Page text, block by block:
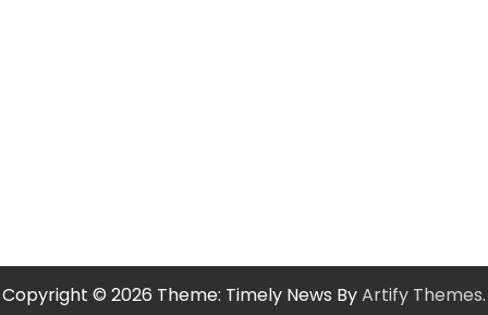
Copyright © 2026 Theme: Timely News ByArtify Themes.